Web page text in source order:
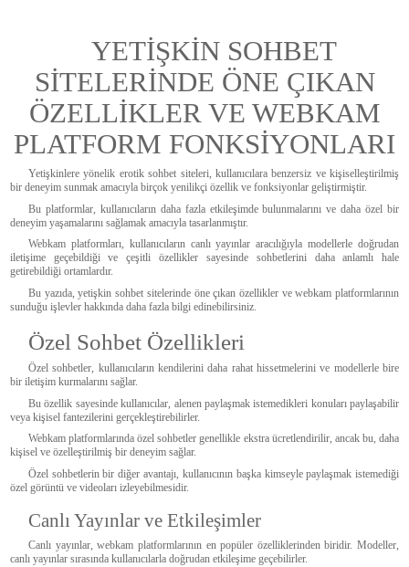
YETİŞKİN SOHBET
SİTELERİNDE ÖNE ÇIKAN
ÖZELLİKLER VE WEBKAM
PLATFORM FONKSİYONLARI
Yetişkinlere yönelik erotik sohbet siteleri, kullanıcılara benzersiz ve kişiselleştirilmiş
bir deneyim sunmak amacıyla birçok yenilikçi özellik ve fonksiyonlar geliştirmiştir.
Bu platformlar, kullanıcıların daha fazla etkileşimde bulunmalarını ve daha özel bir
deneyim yaşamalarını sağlamak amacıyla tasarlanmıştır.
Webkam platformları, kullanıcıların canlı yayınlar aracılığıyla modellerle doğrudan
iletişime geçebildiği ve çeşitli özellikler sayesinde sohbetlerini daha anlamlı hale
getirebildiği ortamlardır.
Bu yazıda, yetişkin sohbet sitelerinde öne çıkan özellikler ve webkam platformlarının
sunduğu işlevler hakkında daha fazla bilgi edinebilirsiniz.
Özel Sohbet Özellikleri
Özel sohbetler, kullanıcıların kendilerini daha rahat hissetmelerini ve modellerle bire
bir iletişim kurmalarını sağlar.
Bu özellik sayesinde kullanıcılar, alenen paylaşmak istemedikleri konuları paylaşabilir
veya kişisel fantezilerini gerçekleştirebilirler.
Webkam platformlarında özel sohbetler genellikle ekstra ücretlendirilir, ancak bu, daha
kişisel ve özelleştirilmiş bir deneyim sağlar.
Özel sohbetlerin bir diğer avantajı, kullanıcının başka kimseyle paylaşmak istemediği
özel görüntü ve videoları izleyebilmesidir.
Canlı Yayınlar ve Etkileşimler
Canlı yayınlar, webkam platformlarının en popüler özelliklerinden biridir. Modeller,
canlı yayınlar sırasında kullanıcılarla doğrudan etkileşime geçebilirler.